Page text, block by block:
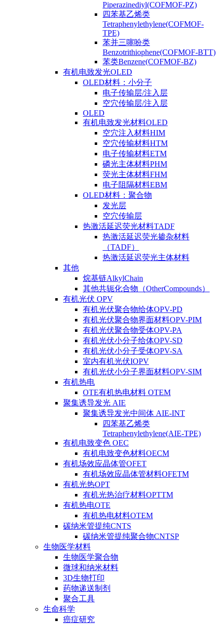
Piperazinediyl(COFMOF-PZ)
四苯基乙烯类
Tetraphenylethylene(COFMOF-
TPE)
苯并三噻吩类
Benzotrithiophene(COFMOF-BTT)
苯类Benzene(COFMOF-BZ)
有机电致发光OLED
OLED材料：小分子
电子传输层/注入层
空穴传输层/注入层
OLED
有机电致发光材料OLED
空穴注入材料HIM
空穴传输材料HTM
电子传输材料ETM
磷光主体材料PHM
荧光主体材料FHM
电子阻隔材料EBM
OLED材料：聚合物
发光层
空穴传输层
热激活延迟荧光材料TADF
热激活延迟荧光掺杂材料
（TADF）
热激活延迟荧光主体材料
其他
烷基链AlkylChain
其他共轭化合物（OtherCompounds）
有机光伏 OPV
有机光伏聚合物给体OPV-PD
有机光伏聚合物界面材料OPV-PIM
有机光伏聚合物受体OPV-PA
有机光伏小分子给体OPV-SD
有机光伏小分子受体OPV-SA
室内有机光伏IOPV
有机光伏小分子界面材料OPV-SIM
有机热电
OTE有机热电材料 OTEM
聚集诱导发光 AIE
聚集诱导发光中间体 AIE-INT
四苯基乙烯类
Tetraphenylethylene(AIE-TPE)
有机电致变色 OEC
有机电致变色材料OECM
有机场效应晶体管OFET
有机场效应晶体管材料OFETM
有机光热OPT
有机光热治疗材料OPTTM
有机热电OTE
有机热电材料OTEM
碳纳米管提纯CNTS
碳纳米管提纯聚合物CNTSP
生物医学材料
生物医学聚合物
微球和纳米材料
3D生物打印
药物递送制剂
聚合工具
生命科学
癌症研究